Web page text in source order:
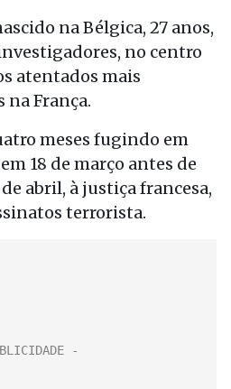
na Bélgica, 27 anos,
no centro
atentados mais
França.
meses fugindo em
18 de março antes de
abril, à justiça francesa,
terrorista.